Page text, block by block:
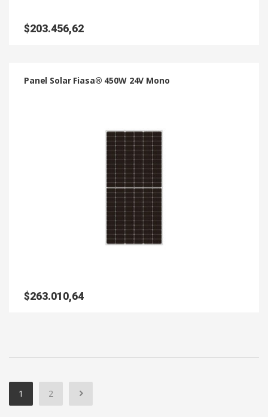
$203.456,62
Panel Solar Fiasa® 450W 24V Mono
$263.010,64
1 2